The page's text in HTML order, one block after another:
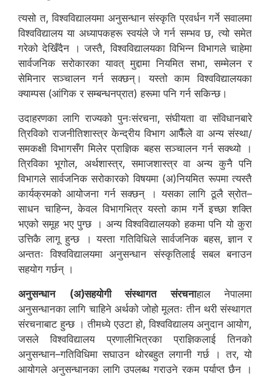
त्यसो त, विश्वविद्यालयमा अनुसन्धान संस्कृति प्रवर्धन गर्ने सवालमा
विश्वविद्यालय या अध्यापकहरू स्वयंले जे गर्न सम्भव छ, त्यो समेत
गरेको देखिँदैन । जस्तै, विश्वविद्यालयका विभिन्न विभागले चाहेमा
सार्वजनिक सरोकारका यावत् मुद्दामा नियमित सभा, सम्मेलन र
सेमिनार सञ्चालन गर्न सक्छन्। यस्तो काम विश्वविद्यालयका
क्याम्पस (आंगिक र सम्बन्धनप्रात) हरूमा पनि गर्न सकिन्छ।
उदाहरणका लागि राज्यको पुनःसंरचना, संघीयता वा संविधानबारे
त्रिविको राजनीतिशास्त्र केन्द्रीय विभाग आफैँले वा अन्य संस्था/
समकक्षी विभागसँग मिलेर प्राज्ञिक बहस सञ्चालन गर्न सक्थ्यो ।
त्रिविका भूगोल, अर्थशास्त्र, समाजशास्त्र वा अन्य कुनै पनि
विभागले सार्वजनिक सरोकारको विषयमा (अ)नियमित रूपमा त्यस्तै
कार्यक्रमको आयोजना गर्न सक्छन् । यसका लागि ठूलै स्रोत–
साधन चाहिन्न, केवल विभागभित्र यस्तो काम गर्ने इच्छा शक्ति
भएको समूह भए पुग्छ । अन्य विश्वविद्यालयको हकमा पनि यो कुरा
उत्तिकै लागू हुन्छ । यस्ता गतिविधिले सार्वजनिक बहस, ज्ञान र
अन्ततः विश्वविद्यालयमा अनुसन्धान संस्कृतिलाई सबल बनाउन
सहयोग गर्छन् ।
अनुसन्धान (अ)सहयोगी संस्थागत संरचनाहाल नेपालमा
अनुसन्धानका लागि चाहिने अर्थको जोहो मूलतः तीन थरी संस्थागत
संरचनाबाट हुन्छ । तीमध्ये एउटा हो, विश्वविद्यालय अनुदान आयोग,
जसले विश्वविद्यालय प्रणालीभित्रका प्राज्ञिकलाई तिनको
अनुसन्धान–गतिविधिमा सघाउन थोरबहुत लगानी गर्छ । तर, यो
आयोगले अनुसन्धानका लागि उपलब्ध गराउने रकम पर्याप्त छैन ।